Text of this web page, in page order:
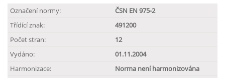
Označení normy:
ČSN EN 975-2
Třídící znak:
491200
Počet stran:
12
Vydáno:
01.11.2004
Harmonizace:
Norma není harmonizována